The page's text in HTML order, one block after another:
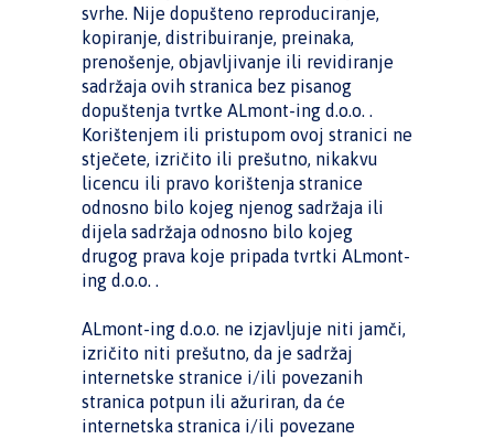
svrhe. Nije dopušteno reproduciranje,
kopiranje, distribuiranje, preinaka,
prenošenje, objavljivanje ili revidiranje
sadržaja ovih stranica bez pisanog
dopuštenja tvrtke ALmont-ing d.o.o. .
Korištenjem ili pristupom ovoj stranici ne
stječete, izričito ili prešutno, nikakvu
licencu ili pravo korištenja stranice
odnosno bilo kojeg njenog sadržaja ili
dijela sadržaja odnosno bilo kojeg
drugog prava koje pripada tvrtki ALmont-
ing d.o.o. .
ALmont-ing d.o.o. ne izjavljuje niti jamči,
izričito niti prešutno, da je sadržaj
internetske stranice i/ili povezanih
stranica potpun ili ažuriran, da će
internetska stranica i/ili povezane